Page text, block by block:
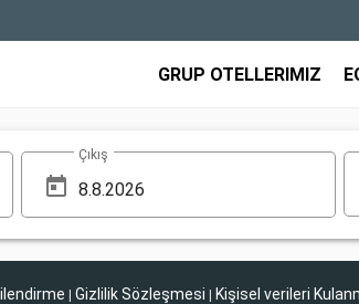
GRUP OTELLERIMIZ
Çıkış
| Gizlilik Sözleşmesi | Kişisel verileri